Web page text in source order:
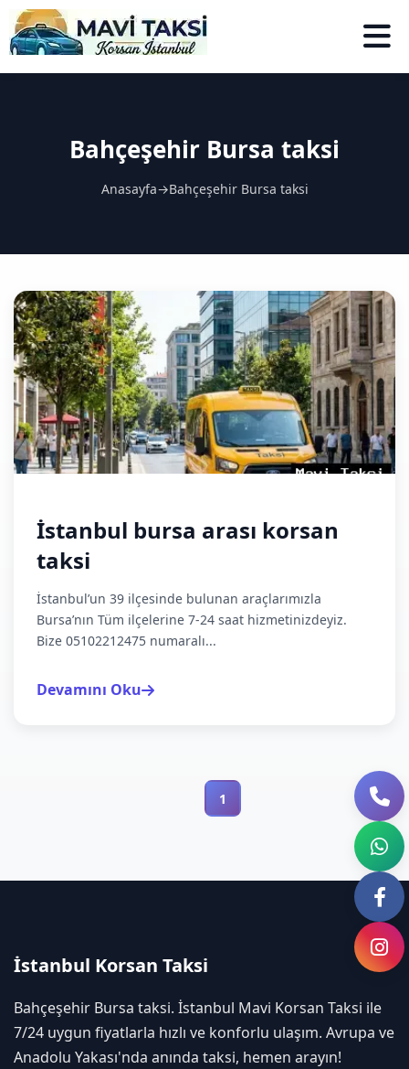
Bahçeşehir Bursa taksi
Anasayfa→Bahçeşehir Bursa taksi
İstanbul bursa arası korsan
taksi
İstanbul’un 39 ilçesinde bulunan araçlarımızla
Bursa’nın Tüm ilçelerine 7-24 saat hizmetinizdeyiz.
Bize 05102212475 numaralı...
Devamını Oku
1
İstanbul Korsan Taksi
Bahçeşehir Bursa taksi. İstanbul Mavi Korsan Taksi ile
7/24 uygun fiyatlarla hızlı ve konforlu ulaşım. Avrupa ve
Anadolu Yakası'nda anında taksi, hemen arayın!